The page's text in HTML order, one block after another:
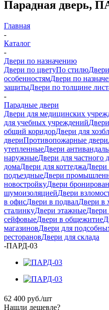
Парадная дверь,
Главная
-
Каталог
-
Двери по назначению
Двери по цветуПо стилю
особенностямДвери по
защитыДвери по толщине
-
Парадные двери
Двери для медицинских
для учебных учреждений
общий коридорДвери для
двериПротивопожарные двери
утепленныеДвери
наружныеДвери для частного
домаДвери для коттеджаДвери
подъездныеДвери
новостройкуДвери
шумоизоляциейДвери
в офисДвери в подвалДвери в
сталинкуДвери этажныеДвери
сейфовыеДвери в общежитие
магазиновДвери для
ресторановДвери для склада
-ПАРД-03
62 400 руб./шт
Нашли дешевле?